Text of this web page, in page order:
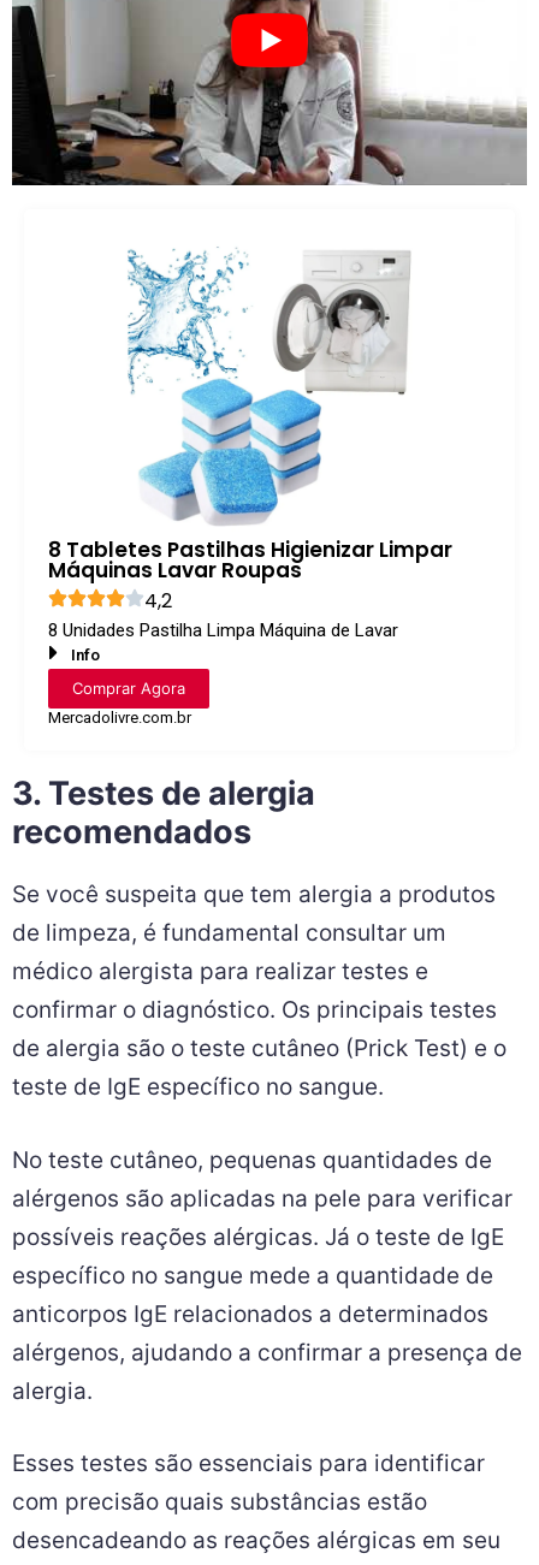
8 Tabletes Pastilhas Higienizar Limpar
Máquinas Lavar Roupas
4,2
8 Unidades Pastilha Limpa Máquina de Lavar
Info
Comprar Agora
Mercadolivre.com.br
3. Testes de alergia
recomendados
Se você suspeita que tem alergia a produtos
de limpeza, é fundamental consultar um
médico alergista para realizar testes e
confirmar o diagnóstico. Os principais testes
de alergia são o teste cutâneo (Prick Test) e o
teste de IgE específico no sangue.
No teste cutâneo, pequenas quantidades de
alérgenos são aplicadas na pele para verificar
possíveis reações alérgicas. Já o teste de IgE
específico no sangue mede a quantidade de
anticorpos IgE relacionados a determinados
alérgenos, ajudando a confirmar a presença de
alergia.
Esses testes são essenciais para identificar
com precisão quais substâncias estão
desencadeando as reações alérgicas em seu